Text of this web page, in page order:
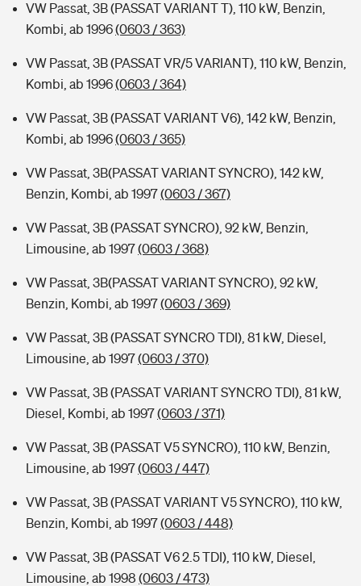
VW Passat, 3B (PASSAT VARIANT T), 110 kW, Benzin,
Kombi, ab 1996(0603 / 363)
VW Passat, 3B (PASSAT VR/5 VARIANT), 110 kW, Benzin,
Kombi, ab 1996(0603 / 364)
VW Passat, 3B (PASSAT VARIANT V6), 142 kW, Benzin,
Kombi, ab 1996(0603 / 365)
VW Passat, 3B(PASSAT VARIANT SYNCRO), 142 kW,
Benzin, Kombi, ab 1997(0603 / 367)
VW Passat, 3B (PASSAT SYNCRO), 92 kW, Benzin,
Limousine, ab 1997(0603 / 368)
VW Passat, 3B(PASSAT VARIANT SYNCRO), 92 kW,
Benzin, Kombi, ab 1997(0603 / 369)
VW Passat, 3B (PASSAT SYNCRO TDI), 81 kW, Diesel,
Limousine, ab 1997(0603 / 370)
VW Passat, 3B (PASSAT VARIANT SYNCRO TDI), 81 kW,
Diesel, Kombi, ab 1997(0603 / 371)
VW Passat, 3B (PASSAT V5 SYNCRO), 110 kW, Benzin,
Limousine, ab 1997(0603 / 447)
VW Passat, 3B (PASSAT VARIANT V5 SYNCRO), 110 kW,
Benzin, Kombi, ab 1997(0603 / 448)
VW Passat, 3B (PASSAT V6 2.5 TDI), 110 kW, Diesel,
Limousine, ab 1998 (0603 / 473)